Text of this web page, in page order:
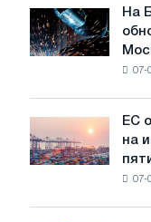
июле
На
БМК
произвели
трамвайных
путей
Москвы
Ярославля
На
07-
объявил
окончательные
ЕС
на
07-